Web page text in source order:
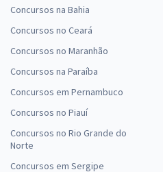
Concursos na Bahia
Concursos no Ceará
Concursos no Maranhão
Concursos na Paraíba
Concursos em Pernambuco
Concursos no Piauí
Concursos no Rio Grande do
Norte
Concursos em Sergipe